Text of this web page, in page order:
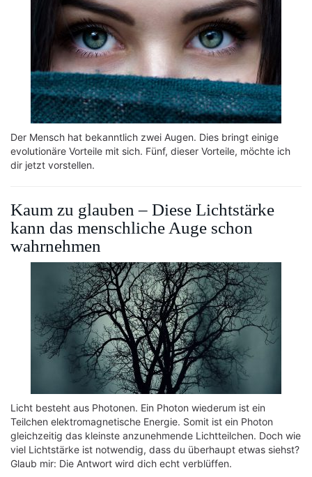
Der Mensch hat bekanntlich zwei Augen. Dies bringt einige
evolutionäre Vorteile mit sich. Fünf, dieser Vorteile, möchte ich
dir jetzt vorstellen.
Kaum zu glauben – Diese Lichtstärke
kann das menschliche Auge schon
wahrnehmen
Licht besteht aus Photonen. Ein Photon wiederum ist ein
Teilchen elektromagnetische Energie. Somit ist ein Photon
gleichzeitig das kleinste anzunehmende Lichtteilchen. Doch wie
viel Lichtstärke ist notwendig, dass du überhaupt etwas siehst?
Glaub mir: Die Antwort wird dich echt verblüffen.